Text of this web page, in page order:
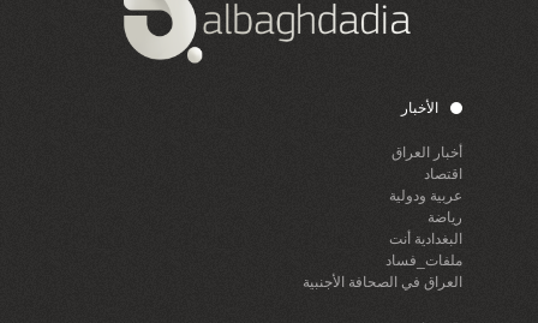
الأخبار
أخبار العراق
اقتصاد
عربية ودولية
رياضة
البغدادية أنت
ملفات_فساد
العراق في الصحافة الأجنبية